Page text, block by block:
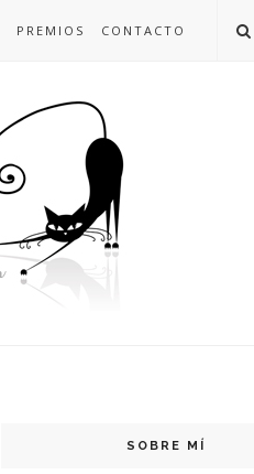
PREMIOS CONTACTO
SOBRE MÍ